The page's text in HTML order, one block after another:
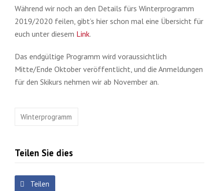
Während wir noch an den Details fürs Winterprogramm
2019/2020 feilen, gibt’s hier schon mal eine Übersicht für
euch unter diesem Link.
Das endgültige Programm wird voraussichtlich
Mitte/Ende Oktober veröffentlicht, und die Anmeldungen
für den Skikurs nehmen wir ab November an.
Winterprogramm
Teilen Sie dies
Teilen